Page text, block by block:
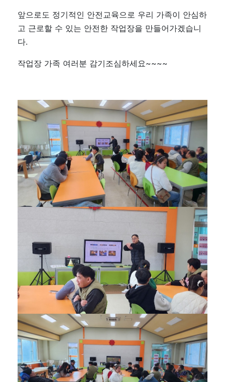
앞으로도 정기적인 안전교육으로 우리 가족이 안심하
고 근로할 수 있는 안전한 작업장을 만들어가겠습니
다.
작업장 가족 여러분 감기조심하세요~~~~